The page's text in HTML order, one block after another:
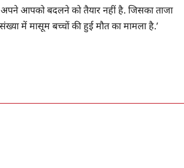
अपने आपको बदलने को तैयार नहीं है. जिसका ताजा
में मासूम बच्चों की हुई मौत का मामला है.’